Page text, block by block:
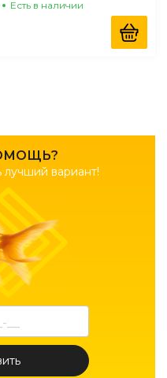
вариант!
Есть в наличии